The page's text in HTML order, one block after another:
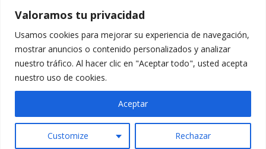
Valoramos tu privacidad
Usamos cookies para mejorar su experiencia de navegación,
mostrar anuncios o contenido personalizados y analizar
nuestro tráfico. Al hacer clic en "Aceptar todo", usted acepta
nuestro uso de cookies.
Customize Rechazar
Aceptar
Aviso Legal-Política de privacidad
Contacto
© 2010 - 2026 mirefranero.com